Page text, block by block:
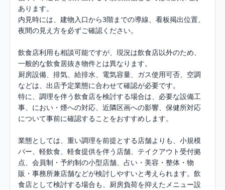
あります。
内見時には、建物入口から3階までの導線、看板掲出位置、
夜間の見え方を必ずご確認ください。
飲食店利用も相談可能ですが、現況は飲食店以外のため、
一般的な飲食居抜き物件とは異なります。
厨房設備、排気、給排水、電気容量、ガス使用可否、空調
などは、出店予定業態に合わせて確認が必要です。
特に、調理を伴う飲食店を検討する場合は、必要な設備工
事、におい・煙への対応、近隣区画への影響、保健所対応
について事前に確認することをおすすめします。
業態としては、重い調理を前提とする店舗よりも、小規模
バー、軽飲食、軽食提供を伴う店舗、テイクアウト受付拠
点、会員制・予約制の小型店舗、占い・美容・整体・物
販・事務所兼店舗などが検討しやすいと考えられます。飲
食店として検討する場合も、厨房負荷を抑えたメニュー設